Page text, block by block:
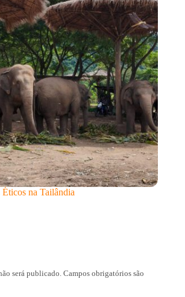
na Tailândia
será publicado. Campos obrigatórios são